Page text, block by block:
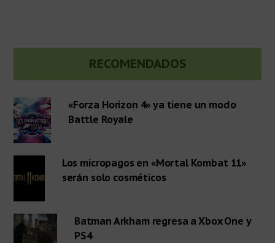
lateral
primaria
RECOMENDADOS
«Forza Horizon 4» ya tiene un modo
Battle Royale
Los micropagos en «Mortal Kombat 11»
serán solo cosméticos
Batman Arkham regresa a Xbox One y
PS4